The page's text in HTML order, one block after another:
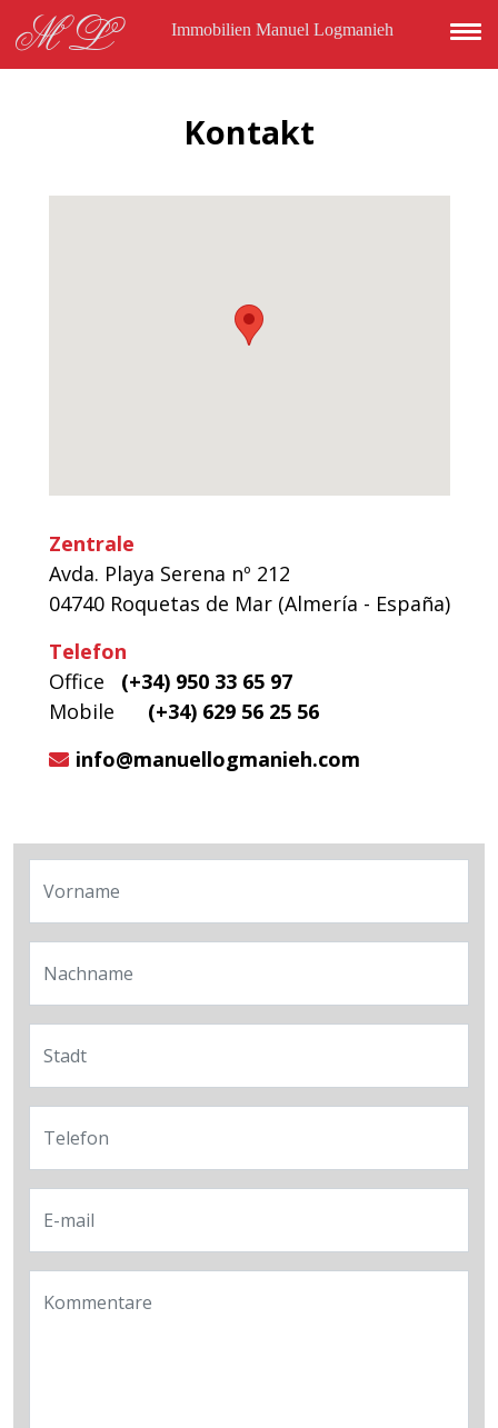
ML Immobilien Manuel Logmanieh
Kontakt
Zentrale
Avda. Playa Serena nº 212
04740 Roquetas de Mar (Almería - España)
Telefon
Office (+34) 950 33 65 97
Mobile (+34) 629 56 25 56
info@manuellogmanieh.com